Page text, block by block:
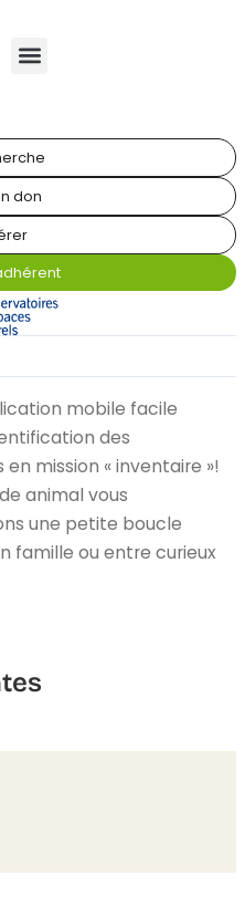
don
mobile facile
des
mission « inventaire »!
animal vous
une petite boucle
famille ou entre curieux